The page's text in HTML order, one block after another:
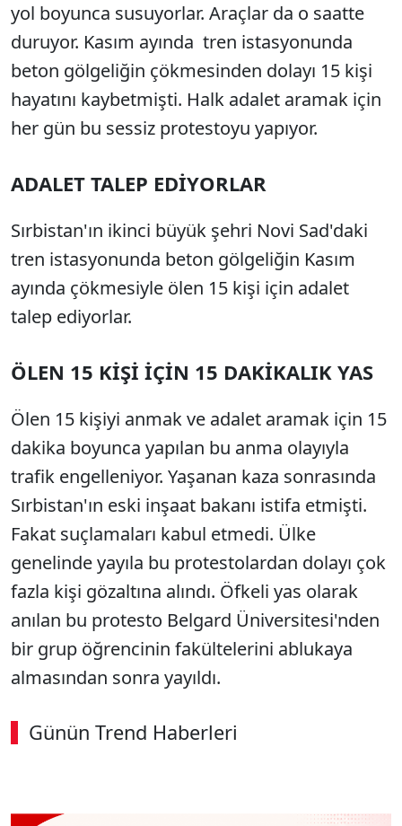
yol boyunca susuyorlar. Araçlar da o saatte
duruyor. Kasım ayında tren istasyonunda
beton gölgeliğin çökmesinden dolayı 15 kişi
hayatını kaybetmişti. Halk adalet aramak için
her gün bu sessiz protestoyu yapıyor.
ADALET TALEP EDİYORLAR
Sırbistan'ın ikinci büyük şehri Novi Sad'daki
tren istasyonunda beton gölgeliğin Kasım
ayında çökmesiyle ölen 15 kişi için adalet
talep ediyorlar.
ÖLEN 15 KİŞİ İÇİN 15 DAKİKALIK YAS
Ölen 15 kişiyi anmak ve adalet aramak için 15
dakika boyunca yapılan bu anma olayıyla
trafik engelleniyor. Yaşanan kaza sonrasında
Sırbistan'ın eski inşaat bakanı istifa etmişti.
Fakat suçlamaları kabul etmedi. Ülke
genelinde yayıla bu protestolardan dolayı çok
fazla kişi gözaltına alındı. Öfkeli yas olarak
anılan bu protesto Belgard Üniversitesi'nden
bir grup öğrencinin fakültelerini ablukaya
almasından sonra yayıldı.
Günün Trend Haberleri